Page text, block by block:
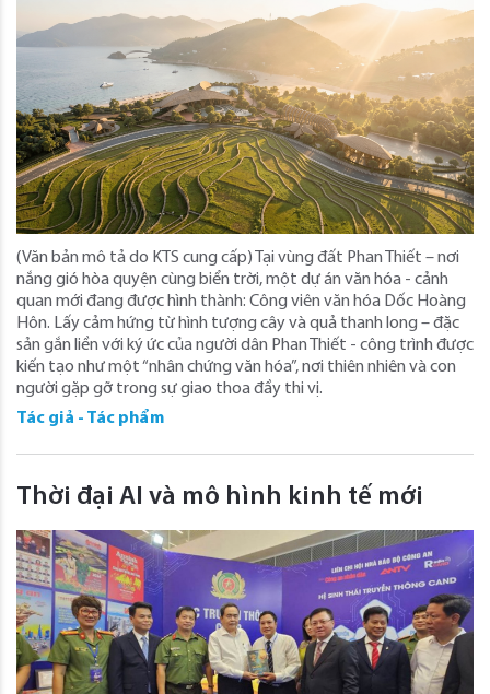
(Văn bản mô tả do KTS cung cấp) Tại vùng đất Phan Thiết – nơi
nắng gió hòa quyện cùng biển trời, một dự án văn hóa - cảnh
quan mới đang được hình thành: Công viên văn hóa Dốc Hoàng
Hôn. Lấy cảm hứng từ hình tượng cây và quả thanh long – đặc
sản gắn liền với ký ức của người dân Phan Thiết - công trình được
kiến tạo như một “nhân chứng văn hóa”, nơi thiên nhiên và con
người gặp gỡ trong sự giao thoa đầy thi vị.
Tác giả - Tác phẩm
Thời đại AI và mô hình kinh tế mới